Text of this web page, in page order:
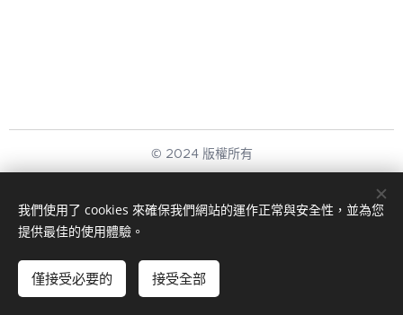
新增到購物車
© 2024 版權所有
回首頁
Cookies
我們使用了 cookies 來確保我們網站的運作正常與安全性，並為您
提供最佳的使用體驗。
僅接受必要的 接受全部